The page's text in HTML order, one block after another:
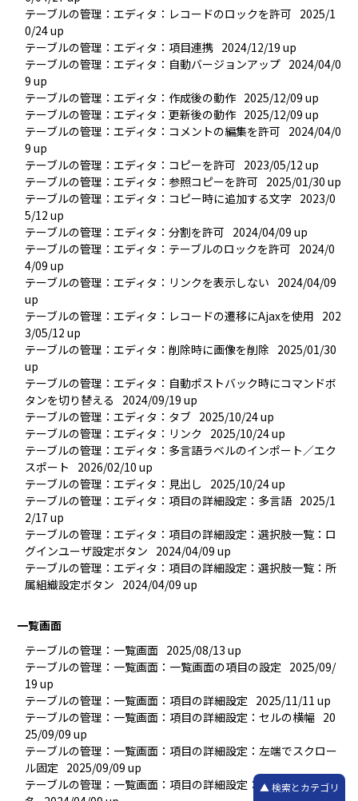
検索とカテゴリ
テーブルの管理：エディタ：レコードのロックを許可 2025/1
0/24 up
テーブルの管理：エディタ：項目連携 2024/12/19 up
テーブルの管理：エディタ：自動バージョンアップ 2024/04/0
9 up
テーブルの管理：エディタ：作成後の動作 2025/12/09 up
テーブルの管理：エディタ：更新後の動作 2025/12/09 up
テーブルの管理：エディタ：コメントの編集を許可 2024/04/0
9 up
テーブルの管理：エディタ：コピーを許可 2023/05/12 up
テーブルの管理：エディタ：参照コピーを許可 2025/01/30 up
テーブルの管理：エディタ：コピー時に追加する文字 2023/0
5/12 up
テーブルの管理：エディタ：分割を許可 2024/04/09 up
テーブルの管理：エディタ：テーブルのロックを許可 2024/0
4/09 up
テーブルの管理：エディタ：リンクを表示しない 2024/04/09
up
テーブルの管理：エディタ：レコードの遷移にAjaxを使用 202
3/05/12 up
テーブルの管理：エディタ：削除時に画像を削除 2025/01/30
up
テーブルの管理：エディタ：自動ポストバック時にコマンドボ
タンを切り替える
2024/09/19 up
テーブルの管理：エディタ：タブ 2025/10/24 up
テーブルの管理：エディタ：リンク
2025/10/24 up
テーブルの管理：エディタ：多言語ラベルのインポート／エク
スポート
2026/02/10 up
テーブルの管理：エディタ：見出し
2025/10/24 up
テーブルの管理：エディタ：項目の詳細設定：多言語 2025/1
2/17 up
テーブルの管理：エディタ：項目の詳細設定：選択肢一覧：ロ
グインユーザ設定ボタン 2024/04/09 up
テーブルの管理：エディタ：項目の詳細設定：選択肢一覧：所
属組織設定ボタン 2024/04/09 up
一覧画面
テーブルの管理：一覧画面 2025/08/13 up
テーブルの管理：一覧画面：一覧画面の項目の設定 2025/09/
19 up
テーブルの管理：一覧画面：項目の詳細設定 2025/11/11 up
テーブルの管理：一覧画面：項目の詳細設定：セルの横幅 20
25/09/09 up
テーブルの管理：一覧画面：項目の詳細設定：左端でスクロー
ル固定 2025/09/09 up
テーブルの管理：一覧画面：項目の詳細設定：一覧画面の表示